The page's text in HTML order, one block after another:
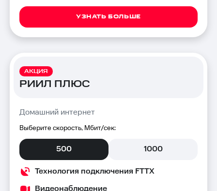
УЗНАТЬ БОЛЬШЕ
АКЦИЯ
РИИЛ ПЛЮС
Домашний интернет
Выберите скорость, Мбит/сек:
500 1000
Технология подключения FTTX
Видеонаблюдение